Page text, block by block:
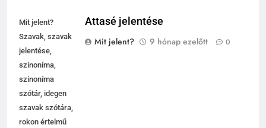
Mit jelent?
Szavak, szavak
jelentése,
szinoníma,
szinoníma
szótár, idegen
szavak szótára,
rokon értelmű
Attasé jelentése
Mit jelent?
9 hónap ezelőtt 0